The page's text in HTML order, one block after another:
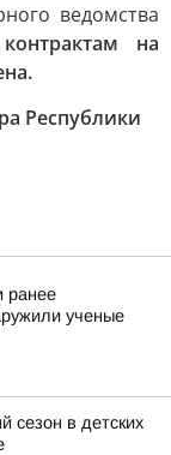
ведомства
на
Республики
ранее
ученые
сезон в детских